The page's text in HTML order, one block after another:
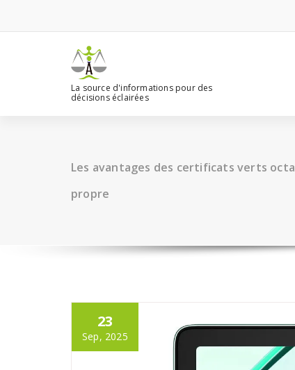
contenu
La source d'informations pour des
décisions éclairées
Les avantages des certificats verts
propre
23
Sep, 2025